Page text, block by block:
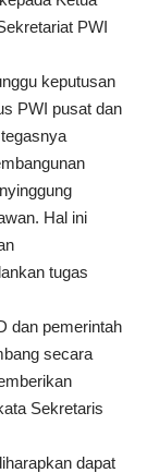
PWI
keputusan
PWI pusat dan
Hal ini
tugas
dan pemerintah
secara
Sekretaris
dapat